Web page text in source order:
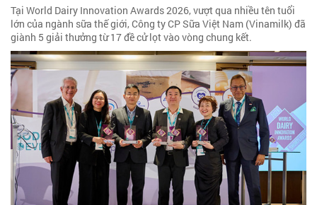
Tại World Dairy Innovation Awards 2026, vượt qua nhiều tên tuổi
lớn của ngành sữa thế giới, Công ty CP Sữa Việt Nam (Vinamilk) đã
giành 5 giải thưởng từ 17 đề cử lọt vào vòng chung kết.